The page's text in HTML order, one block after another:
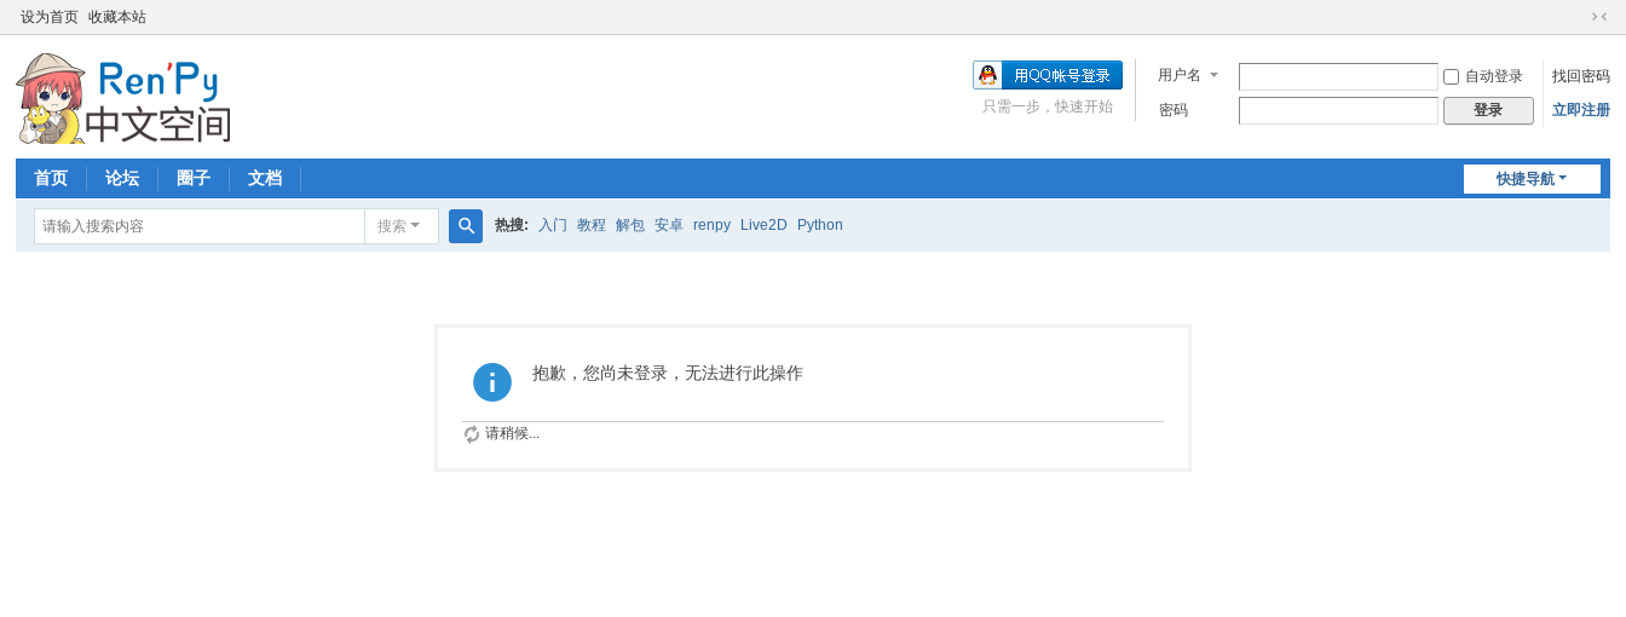
设为首页 收藏本站
切
到
窄
用户名 自动登录
找回密码
密码
登录 立即注册
只需一步，快速开始
快捷导航
首页 论坛 圈子 文档
搜索 热搜: 入门 教程 解包 安卓 renpy Live2D Python
抱歉，您尚未登录，无法进行此操作
请稍候...